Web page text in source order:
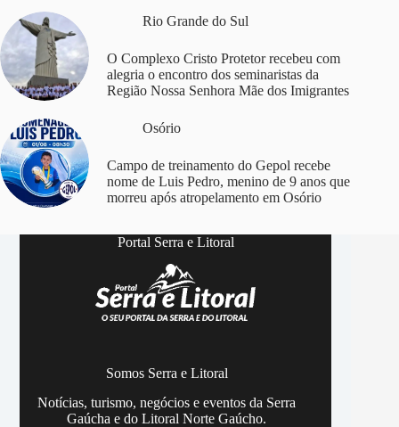
Rio Grande do Sul
O Complexo Cristo Protetor recebeu com
alegria o encontro dos seminaristas da
Região Nossa Senhora Mãe dos Imigrantes
Osório
Campo de treinamento do Gepol recebe
nome de Luis Pedro, menino de 9 anos que
morreu após atropelamento em Osório
Portal Serra e Litoral
Somos Serra e Litoral
Notícias, turismo, negócios e eventos da Serra
Gaúcha e do Litoral Norte Gaúcho.